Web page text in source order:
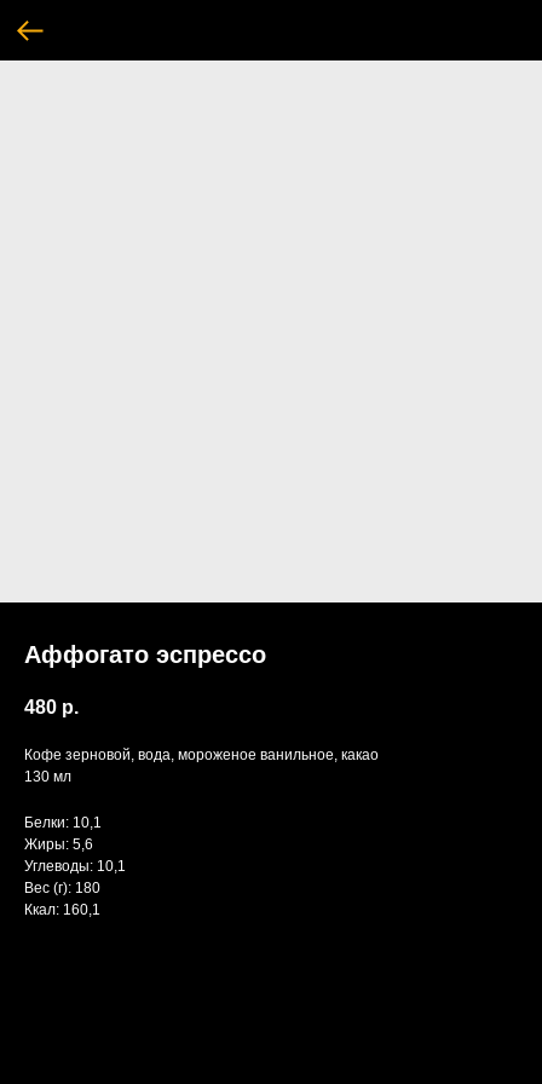
Аффогато эспрессо
480 р.
Кофе зерновой, вода, мороженое ванильное, какао
130 мл
Белки: 10,1
Жиры: 5,6
Углеводы: 10,1
Вес (г): 180
Ккал: 160,1